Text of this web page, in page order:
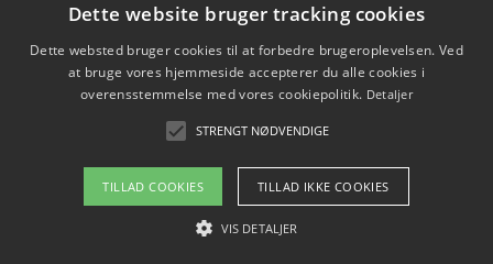
Sådan vælger du de bedste vandrerygsække til
vandreture i Danmark
Copyright 2026 - Pilanto Aps
Om / kontakt
Dette website bruger tracking cookies
Dette websted bruger cookies til at forbedre brugeroplevelsen. Ved
at bruge vores hjemmeside accepterer du alle cookies i
overensstemmelse med vores cookiepolitik. Detaljer
STRENGT NØDVENDIGE
TILLAD COOKIES TILLAD IKKE COOKIES
VIS DETALJER